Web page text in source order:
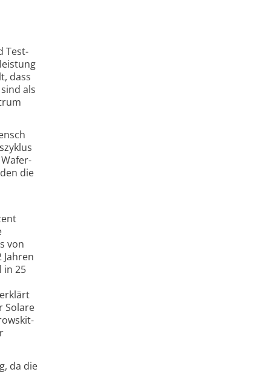
Test­
dass
als
Wafer­
die
von
in 25
Solare
da die